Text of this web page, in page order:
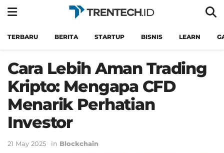
TERBARU BERITA STARTUP BISNIS LEARN
Cara Lebih Aman Trading
Kripto: Mengapa CFD
Menarik Perhatian
Investor
21 May 2025 in Blockchain